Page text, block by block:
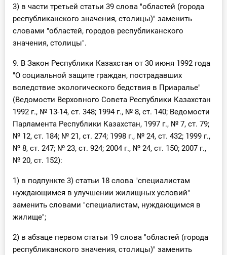
3) в части третьей статьи 39 слова "областей (города
республиканского значения, столицы)" заменить
словами "областей, городов республиканского
значения, столицы".
9. В Закон Республики Казахстан от 30 июня 1992 года
"О социальной защите граждан, пострадавших
вследствие экологического бедствия в Пpиаpалье"
(Ведомости Верховного Совета Республики Казахстан
1992 г., № 13-14, ст. 348; 1994 г., № 8, ст. 140; Ведомости
Парламента Республики Казахстан, 1997 г., № 7, ст. 79;
№ 12, ст. 184; № 21, ст. 274; 1998 г., № 24, ст. 432; 1999 г.,
№ 8, ст. 247; № 23, ст. 924; 2004 г., № 24, ст. 150; 2007 г.,
№ 20, ст. 152):
1) в подпункте 3) статьи 18 слова "специалистам
нуждающимся в улучшении жилищных условий"
заменить словами "специалистам, нуждающимся в
жилище";
2) в абзаце первом статьи 19 слова "областей (города
республиканского значения, столицы)" заменить